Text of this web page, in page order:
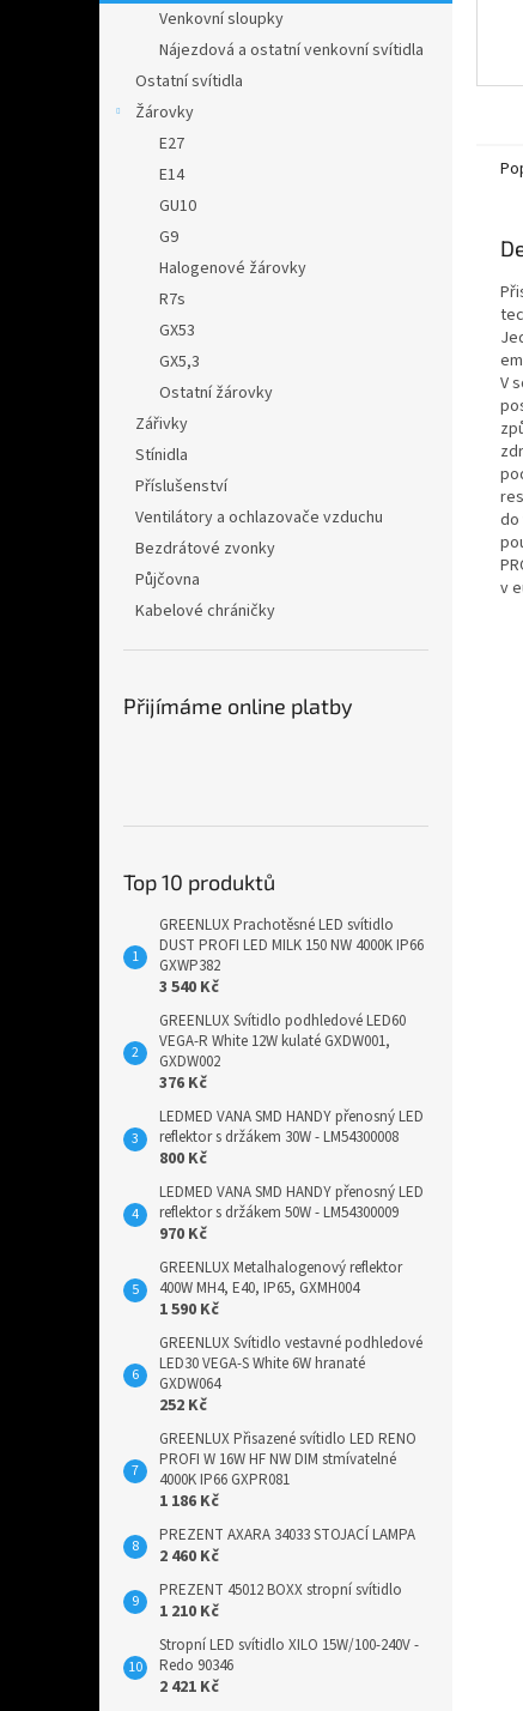
Venkovní sloupky
Nájezdová a ostatní venkovní svítidla
Ostatní svítidla
Žárovky
E27
E14
GU10
G9
Halogenové žárovky
R7s
GX53
GX5,3
Ostatní žárovky
Zářivky
Stínidla
Příslušenství
Ventilátory a ochlazovače vzduchu
Bezdrátové zvonky
Půjčovna
Kabelové chráničky
Přijímáme online platby
Top 10 produktů
GREENLUX Prachotěsné LED svítidlo
DUST PROFI LED MILK 150 NW 4000K IP66
GXWP382
3 540 Kč
GREENLUX Svítidlo podhledové LED60
VEGA-R White 12W kulaté GXDW001,
GXDW002
376 Kč
LEDMED VANA SMD HANDY přenosný LED
reflektor s držákem 30W - LM54300008
800 Kč
LEDMED VANA SMD HANDY přenosný LED
reflektor s držákem 50W - LM54300009
970 Kč
GREENLUX Metalhalogenový reflektor
400W MH4, E40, IP65, GXMH004
1 590 Kč
GREENLUX Svítidlo vestavné podhledové
LED30 VEGA-S White 6W hranaté
GXDW064
252 Kč
GREENLUX Přisazené svítidlo LED RENO
PROFI W 16W HF NW DIM stmívatelné
4000K IP66 GXPR081
1 186 Kč
PREZENT AXARA 34033 STOJACÍ LAMPA
2 460 Kč
PREZENT 45012 BOXX stropní svítidlo
1 210 Kč
Stropní LED svítidlo XILO 15W/100-240V -
Redo 90346
2 421 Kč
V
do
v